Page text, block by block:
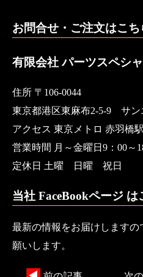
お問合せ・ご注文はこち
有限会社 パーツスペシ
住所 〒106-0044
東京都港区東麻布2-5-9 サン
アクセス 東京メトロ 赤羽橋
営業時間 月～金曜日9：00～
定休日 土曜 日曜 祝日
当社 FaceBookページ は
最新の情報をお届けします
願いします。